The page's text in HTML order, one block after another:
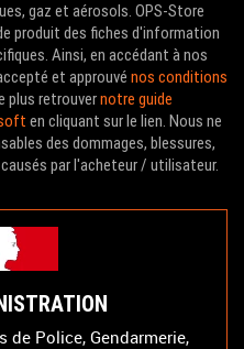
UPGRADE ET
despièces détachées et
ou l’amélioration
joints hop-up, les canons
les batteries, les
à la fiabilisation.
gaz et aérosols. OPS-Store
produit des fiches d'information
Ainsi, en accédant à nos
et approuvé nos conditions
plus retrouvernotre guide
en cliquant sur le lien. Nous ne
des dommages, blessures,
par l'acheteur / utilisateur.
de Police, Gendarmerie,